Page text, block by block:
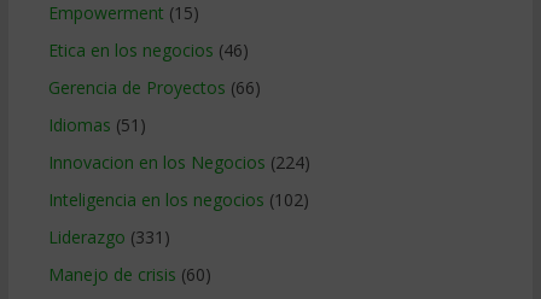
Empowerment (15)
Etica en los negocios (46)
Gerencia de Proyectos (66)
Idiomas (51)
Innovacion en los Negocios (224)
Inteligencia en los negocios (102)
Liderazgo (331)
Manejo de crisis (60)